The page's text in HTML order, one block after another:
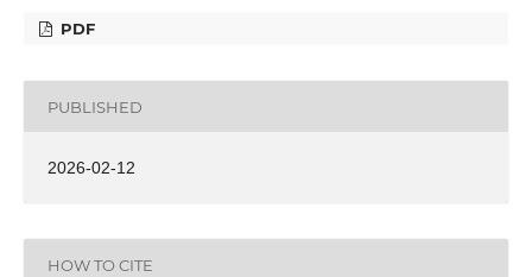
PDF
PUBLISHED
2026-02-12
HOW TO CITE